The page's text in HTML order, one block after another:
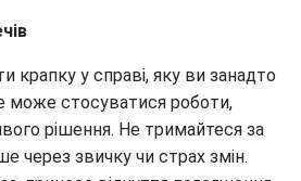
крапку у справі, яку ви занадто
може стосуватися роботи,
рішення. Не тримайтеся за
через звичку чи страх змін.